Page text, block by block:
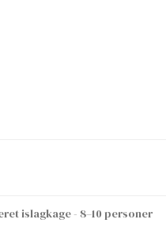
islagkage - 8–10 personer